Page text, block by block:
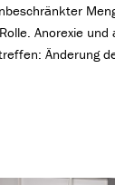
Anorexie und
Änderung